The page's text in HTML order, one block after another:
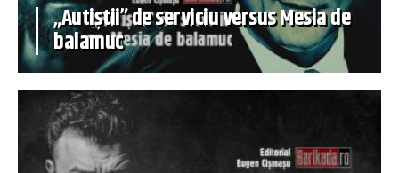
„Autiștii” de serviciu versus Mesia de
balamuc